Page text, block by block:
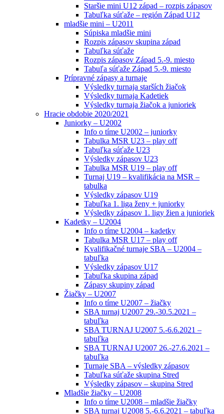
Staršie mini U12 západ – rozpis zápasov
Tabuľka súťaže – región Západ U12
mladšie mini – U2011
Súpiska mladšie mini
Rozpis zápasov skupina západ
Tabuľka súťaže
Rozpis zápasov Západ 5.-9. miesto
Tabuľa súťaže Západ 5.-9. miesto
Prípravné zápasy a turnaje
Výsledky turnaja starších žiačok
Výsledky turnaja Kadetiek
Výsledky turnaja žiačok a junioriek
Hracie obdobie 2020/2021
Juniorky – U2002
Info o tíme U2002 – juniorky
Tabulka MSR U23 – play off
Tabuľka súťaže U23
Výsledky zápasov U23
Tabulka MSR U19 – play off
Turnaj U19 – kvalifikácia na MSR –
tabulka
Výsledky zápasov U19
Tabuľka 1. liga ženy + juniorky
Výsledky zápasov 1. ligy žien a junioriek
Kadetky – U2004
Info o tíme U2004 – kadetky
Tabulka MSR U17 – play off
Kvalifikačné turnaje SBA – U2004 –
tabuľka
Výsledky zápasov U17
Tabuľka skupina západ
Zápasy skupiny západ
Žiačky – U2007
Info o tíme U2007 – žiačky
SBA turnaj U2007 29.-30.5.2021 –
tabuľka
SBA TURNAJ U2007 5.-6.6.2021 –
tabuľka
SBA TURNAJ U2007 26.-27.6.2021 –
tabuľka
Turnaje SBA – výsledky zápasov
Tabuľka súťaže skupina Stred
Výsledky zápasov – skupina Stred
Mladšie žiačky – U2008
Info o tíme U2008 – mladšie žiačky
SBA turnaj U2008 5.-6.6.2021 – tabuľka